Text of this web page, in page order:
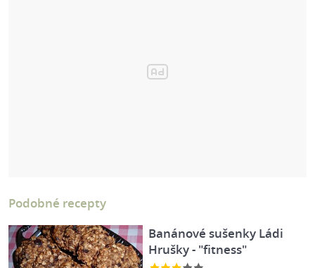
Podobné recepty
Banánové sušenky Ládi
Hrušky - "fitness"